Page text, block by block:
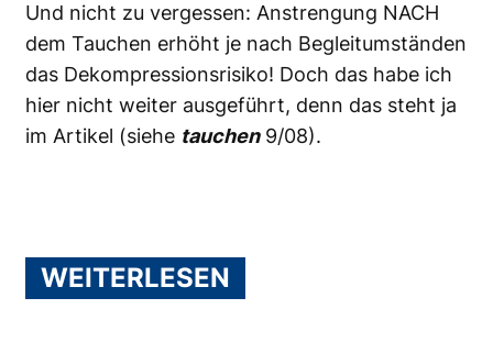
Und nicht zu vergessen: Anstrengung NACH
dem Tauchen erhöht je nach Begleitumständen
das Dekompressionsrisiko! Doch das habe ich
hier nicht weiter ausgeführt, denn das steht ja
im Artikel (siehe tauchen9/08).
WEITERLESEN